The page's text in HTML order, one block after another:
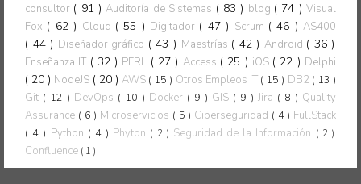
consultor ( 91 )Auditoría de Sistemas ( 83 ) blog ( 74 )Visual
Fox ( 62 ) Cloud ( 55 ) Digitador ( 47 ) Scrum ( 46 ) AS400
( 44 ) Diseñador gráfico ( 43 ) Maestrías ( 42 ) Android ( 36 )
Enseñanza IT ( 32 ) PERL ( 27 ) Access ( 25 ) iOS ( 22 ) Delphi
( 20 ) NodeJS ( 20 )AWS ( 15 ) Otros Empleos IT ( 15 ) DB2 ( 13 )
Git ( 12 ) DevOps ( 10 ) Docker ( 9 ) GIS ( 9 ) Jira ( 8 ) Quality
Assurance ( 6 ) Microservicios ( 5 ) Ciberseguridad ( 4 ) FullStack
( 4 ) Python ( 4 ) Phyton ( 2 ) Seguridad de la Información ( 2 )
Confluence ( 1 )